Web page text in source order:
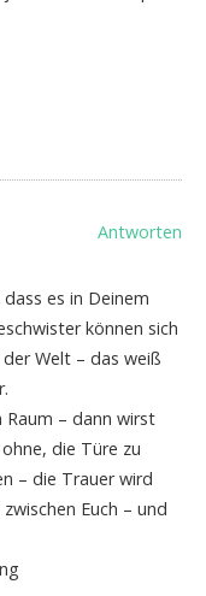
Antworten
es in Deinem
können sich
Welt – das weiß
Raum – dann wirst
die Türe zu
– die Trauer wird
Euch – und